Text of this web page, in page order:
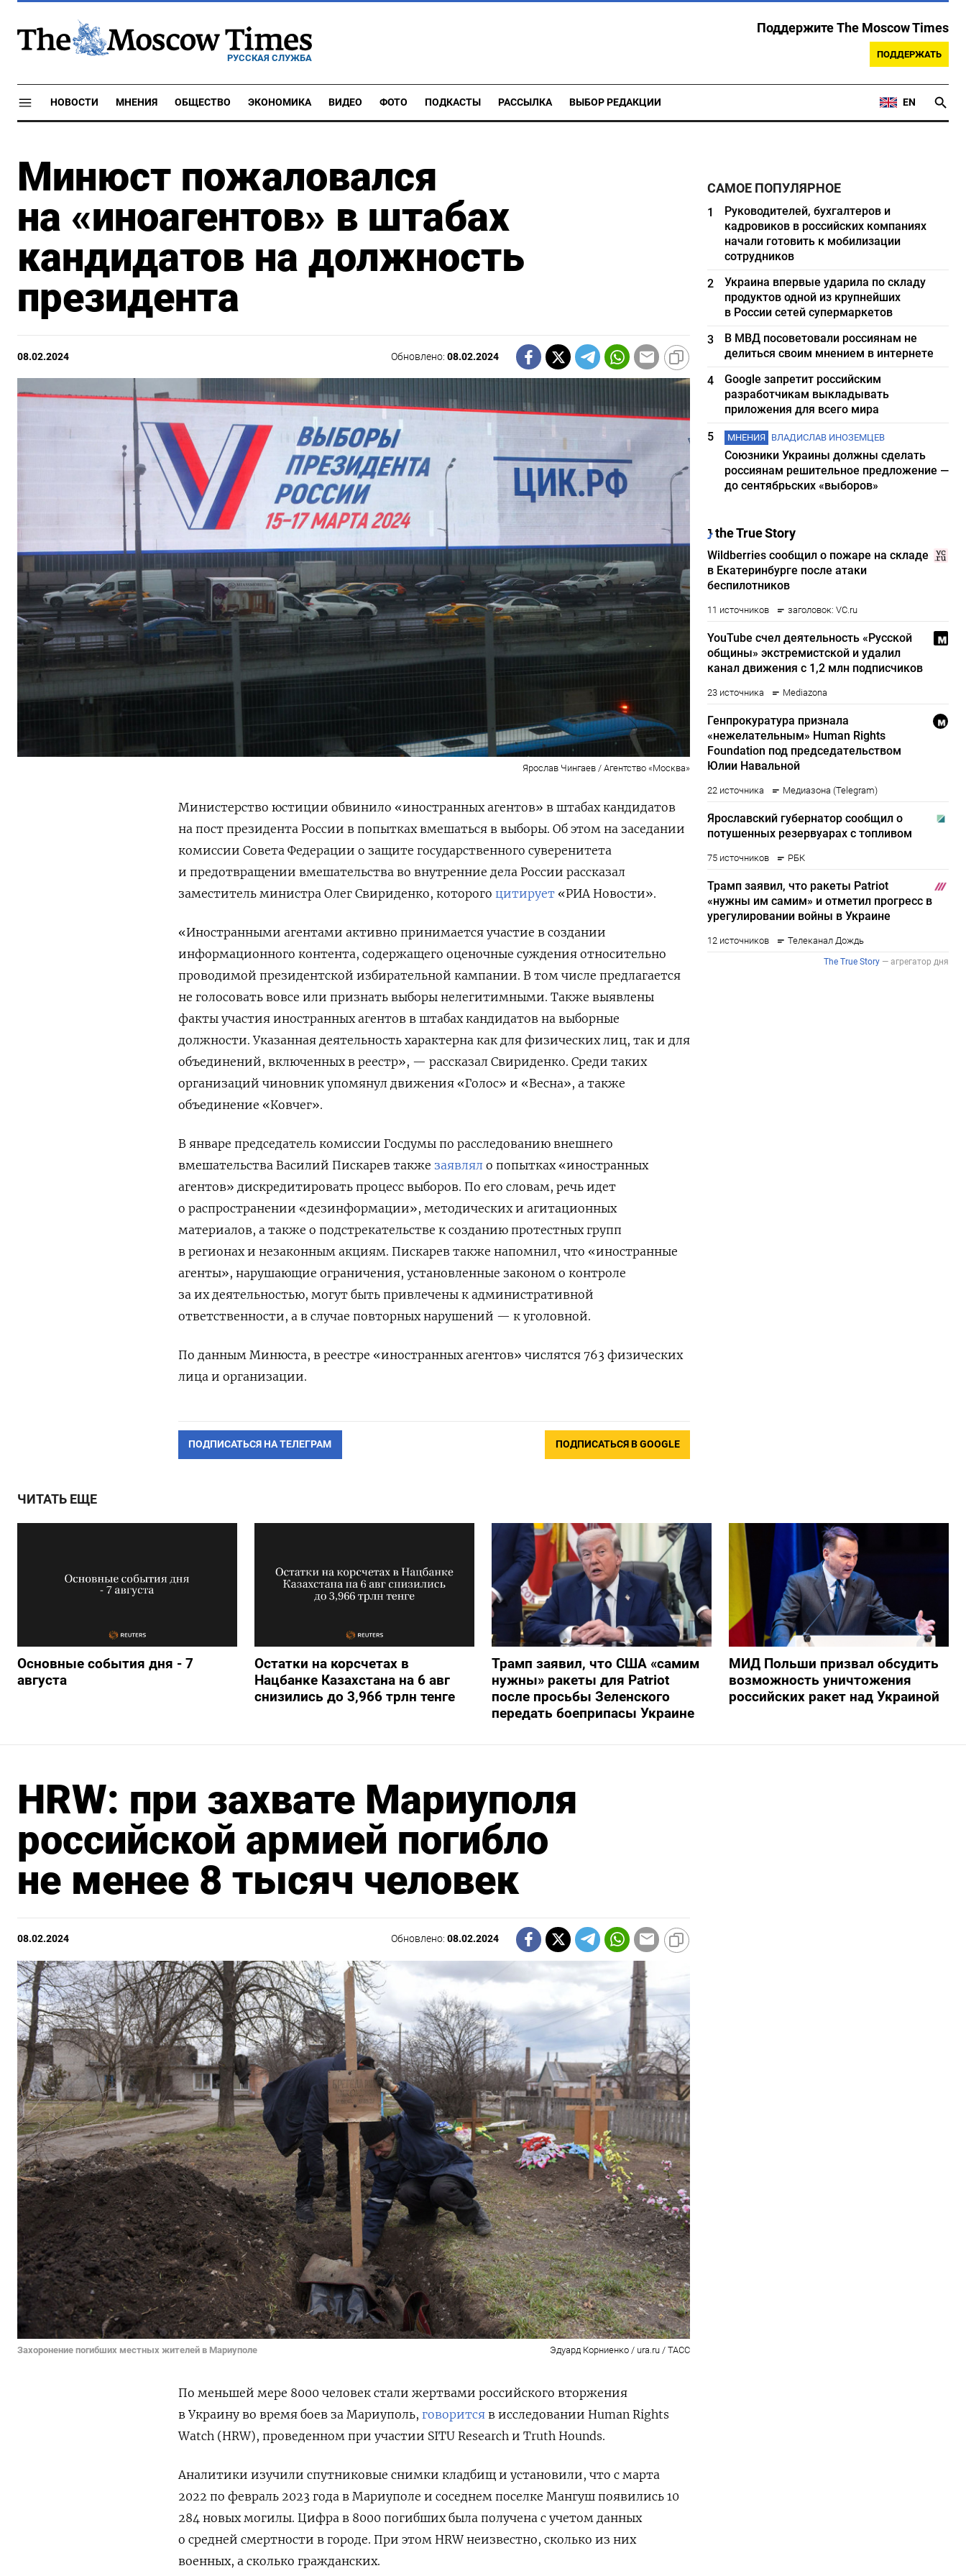
РУССКАЯ СЛУЖБА
Поддержите The Moscow Times
ПОДДЕРЖАТЬ
НОВОСТИ МНЕНИЯ ОБЩЕСТВО ЭКОНОМИКА ВИДЕО ФОТО ПОДКАСТЫ РАССЫЛКА ВЫБОР РЕДАКЦИИ EN
Минюст пожаловался
на «иноагентов» в штабах
кандидатов на должность
президента
08.02.2024 Обновлено:08.02.2024
Ярослав Чингаев / Агентство «Москва»
Министерство юстиции обвинило «иностранных агентов» в штабах кандидатов
на пост президента России в попытках вмешаться в выборы. Об этом на заседании
комиссии Совета Федерации о защите государственного суверенитета
и предотвращении вмешательства во внутренние дела России рассказал
заместитель министра Олег Свириденко, которого цитирует «РИА Новости».
«Иностранными агентами активно принимается участие в создании
информационного контента, содержащего оценочные суждения относительно
проводимой президентской избирательной кампании. В том числе предлагается
не голосовать вовсе или признать выборы нелегитимными. Также выявлены
факты участия иностранных агентов в штабах кандидатов на выборные
должности. Указанная деятельность характерна как для физических лиц, так и для
объединений, включенных в реестр», — рассказал Свириденко. Среди таких
организаций чиновник упомянул движения «Голос» и «Весна», а также
объединение «Ковчег».
В январе председатель комиссии Госдумы по расследованию внешнего
вмешательства Василий Пискарев также заявлял о попытках «иностранных
агентов» дискредитировать процесс выборов. По его словам, речь идет
о распространении «дезинформации», методических и агитационных
материалов, а также о подстрекательстве к созданию протестных групп
в регионах и незаконным акциям. Пискарев также напомнил, что «иностранные
агенты», нарушающие ограничения, установленные законом о контроле
за их деятельностью, могут быть привлечены к административной
ответственности, а в случае повторных нарушений — к уголовной.
По данным Минюста, в реестре «иностранных агентов» числятся 763 физических
лица и организации.
ПОДПИСАТЬСЯ НА ТЕЛЕГРАМ ПОДПИСАТЬСЯ В GOOGLE
САМОЕ ПОПУЛЯРНОЕ
1
Руководителей, бухгалтеров и
кадровиков в российских компаниях
начали готовить к мобилизации
сотрудников
2
Украина впервые ударила по складу
продуктов одной из крупнейших
в России сетей супермаркетов
3
В МВД посоветовали россиянам не
делиться своим мнением в интернете
4
Google запретит российским
разработчикам выкладывать
приложения для всего мира
5
МНЕНИЯ ВЛАДИСЛАВ ИНОЗЕМЦЕВ
Союзники Украины должны сделать
россиянам решительное предложение —
до сентябрьских «выборов»
ЧИТАТЬ ЕЩЕ
Основные события дня - 7
августа
Остатки на корсчетах в
Нацбанке Казахстана на 6 авг
снизились до 3,966 трлн тенге
Трамп заявил, что США «самим
нужны» ракеты для Patriot
после просьбы Зеленского
передать боеприпасы Украине
МИД Польши призвал обсудить
возможность уничтожения
российских ракет над Украиной
HRW: при захвате Мариуполя
российской армией погибло
не менее 8 тысяч человек
08.02.2024 Обновлено:08.02.2024
Захоронение погибших местных жителей в Мариуполе Эдуард Корниенко / ura.ru / ТАСС
По меньшей мере 8000 человек стали жертвами российского вторжения
в Украину во время боев за Мариуполь, говорится в исследовании Human Rights
Watch (HRW), проведенном при участии SITU Research и Truth Hounds.
Аналитики изучили спутниковые снимки кладбищ и установили, что с марта
2022 по февраль 2023 года в Мариуполе и соседнем поселке Мангуш появились 10
284 новых могилы. Цифра в 8000 погибших была получена с учетом данных
о средней смертности в городе. При этом HRW неизвестно, сколько из них
военных, а сколько гражданских.